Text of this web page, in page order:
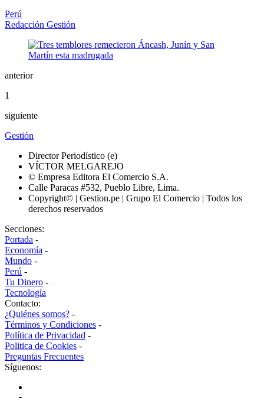
Perú
Redacción Gestión
anterior
1
siguiente
Gestión
Director Periodístico (e)
VÍCTOR MELGAREJO
© Empresa Editora El Comercio S.A.
Calle Paracas #532, Pueblo Libre, Lima.
Copyright© | Gestion.pe | Grupo El Comercio | Todos los
derechos reservados
Secciones:
Portada -
Economía -
Mundo -
Perú -
Tu Dinero -
Tecnología
Contacto:
¿Quiénes somos? -
Términos y Condiciones -
Política de Privacidad -
Politica de Cookies -
Preguntas Frecuentes
Síguenos: